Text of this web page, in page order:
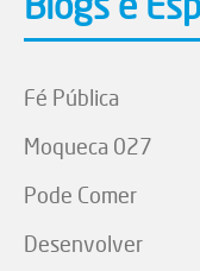
Fé Pública
Moqueca 027
Pode Comer
Desenvolver